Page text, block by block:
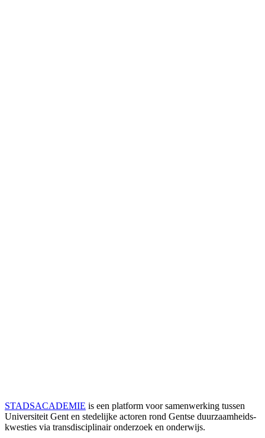
STADSACADEMIE is een platform voor samenwerking tussen
Universiteit Gent en stedelijke actoren rond Gentse duurzaamheids­
kwesties via transdisciplinair onderzoek en onderwijs.